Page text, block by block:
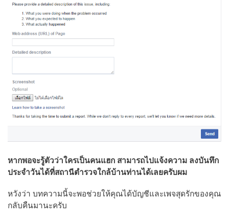
หากพอจะรู้ตัวว่าใครเป็นคนแฮก สามารถไปแจ้งความ ลงบันทึก
ประจำวันได้ที่สถานีตำรวจใกล้บ้านท่านได้เลยครับผม
หวังว่า บทความนี้จะพอช่วยให้คุณได้บัญชีและเพจสุดรักของคุณ
กลับคืนมานะครับ